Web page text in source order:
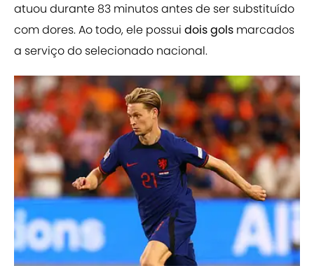
atuou durante 83 minutos antes de ser substituído
com dores. Ao todo, ele possui dois gols marcados
a serviço do selecionado nacional.